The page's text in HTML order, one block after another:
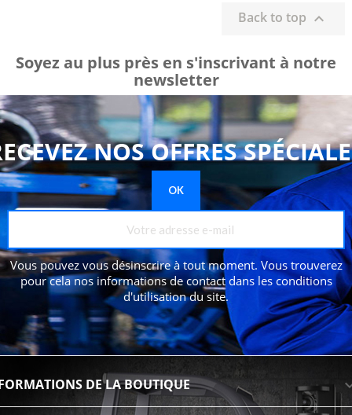
Back to top 
Soyez au plus près en s'inscrivant à notre
newsletter
NOS OFFRES
Vous pouvez vous désinscrire à tout moment. Vous trouverez
pour cela nos informations de contact dans les conditions
d'utilisation du site.
DE LA BOUTIQUE